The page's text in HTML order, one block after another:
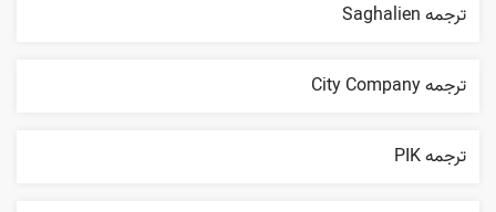
ترجمه Saghalien
ترجمه City Company
ترجمه PIK